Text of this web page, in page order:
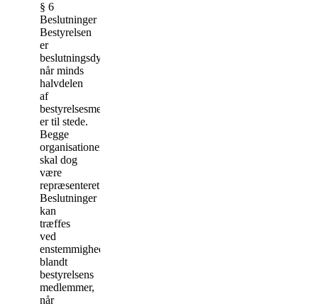
§ 6
Beslutninger
Bestyrelsen
er
beslutningsdygtig,
når minds
halvdelen
af
bestyrelsesmedlemmerne
er til stede.
Begge
organisationer
skal dog
være
repræsenteret.
Beslutninger
kan
træffes
ved
enstemmighed
blandt
bestyrelsens
medlemmer,
når